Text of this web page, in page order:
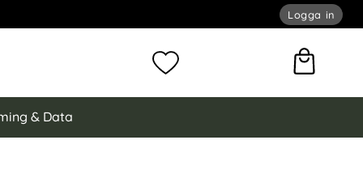
Logga in
sökning Mina favoriter
& Data